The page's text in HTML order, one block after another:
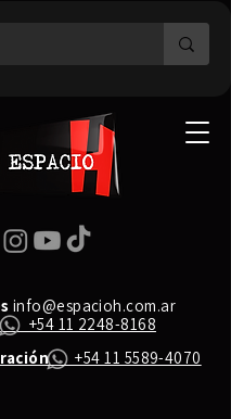
+54 11 2248-8168
+54 11 5589-4070
info@espacioh.com.ar